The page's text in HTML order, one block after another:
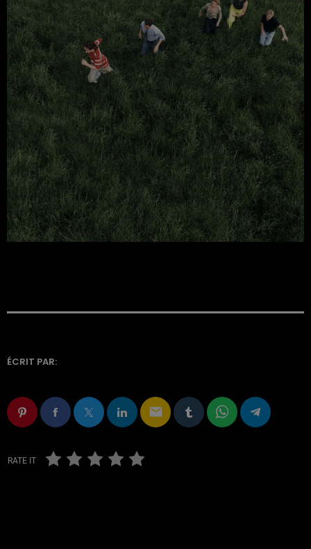
ÉCRIT PAR:
email
RATE IT